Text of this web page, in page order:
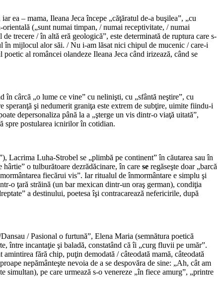
ea – mama, Ileana Jeca începe „căţăratul de-a buşilea”, „cu
(„sunt numai timpan, / numai receptivitate, / numai
trecere / în altă eră geologică”, este determinată de ruptura care s-
în mijlocul alor săi. / Nu i-am lăsat nici chipul de mucenic / care-i
al româncei olandeze Ileana Jeca când irizează, când se
în cârcă „o lume ce vine” cu nelinişti, cu „sfântă neştire”, cu
speranţă şi nedumerit graniţa este extrem de subţire, uimite fiindu-i
depersonaliza până la a „şterge un vis dintr-o viaţă uitată”,
spre postularea icnirilor în cotidian.
Lacrima Luha-Strobel se „plimbă pe continent” în căutarea sau în
o tulburătoare dezrădăcinare, în care se regăseşte doar „barcă
fiecărui vis”. Iar ritualul de înmormântare e simplu şi
o ţară străină (un bar mexican dintr-un oraş german), condiţia
a destinului, poetesa îşi contracarează nefericirile, după
/ Pasional o furtună”, Elena Maria (semnătura poetică
între incantaţie şi baladă, constatând că îi „curg fluvii pe umăr”.
fără chip, puţin demodată / câteodată mamă, câteodată
nepământeşte nevoia de a se despovăra de sine: „Ah, cât am
simultan), pe care urmează s-o venereze „în fiece amurg”, „printre